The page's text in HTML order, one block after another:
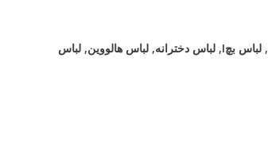
, لباس بچI , لباس دخترانه, لباس هالووین, لباس